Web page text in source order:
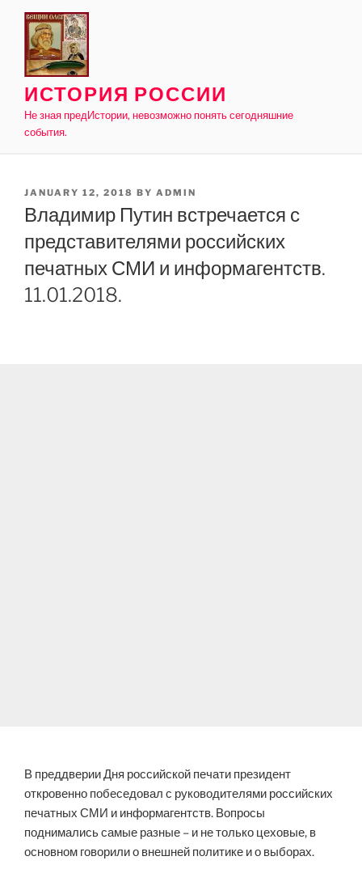
content
ИСТОРИЯ РОССИИ
Не зная предИстории, невозможно понять сегодняшние
события.
POSTED
ON
JANUARY 12, 2018 BY ADMIN
Владимир Путин встречается с
представителями российских
печатных СМИ и информагентств.
11.01.2018.
В преддверии Дня российской печати президент
откровенно побеседовал с руководителями российских
печатных СМИ и информагентств. Вопросы
поднимались самые разные – и не только цеховые, в
основном говорили о внешней политике и о выборах.